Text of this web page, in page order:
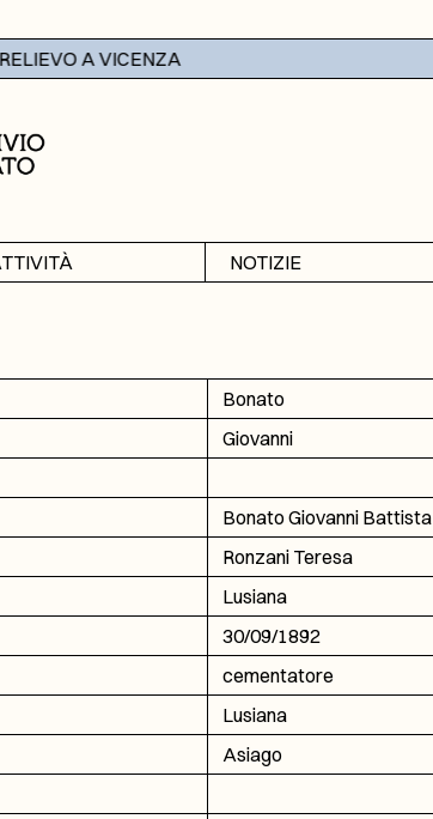
A VICENZA
NOTIZIE
Bonato
Giovanni
Bonato Giovanni Battista
Ronzani Teresa
Lusiana
30/09/1892
cementatore
Lusiana
Asiago